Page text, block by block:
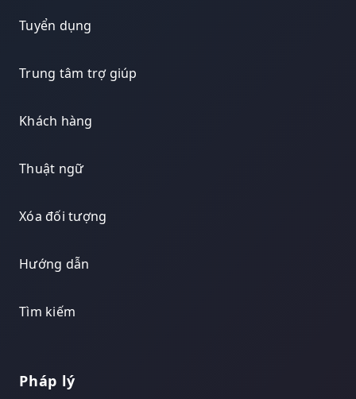
Tuyển dụng
Trung tâm trợ giúp
Khách hàng
Thuật ngữ
Xóa đối tượng
Hướng dẫn
Tìm kiếm
Pháp lý